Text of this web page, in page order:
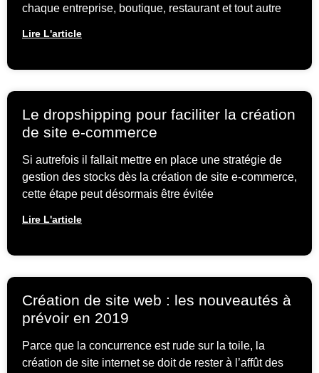
chaque entreprise, boutique, restaurant et tout autre
Lire L'article
Le dropshipping pour faciliter la création
de site e-commerce
Si autrefois il fallait mettre en place une stratégie de
gestion des stocks dès la création de site e-commerce,
cette étape peut désormais être évitée
Lire L'article
Création de site web : les nouveautés à
prévoir en 2019
Parce que la concurrence est rude sur la toile, la
création de site internet se doit de rester à l’affût des